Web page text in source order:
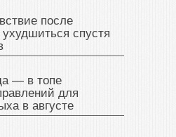
после
спустя
— в топе
для
в августе